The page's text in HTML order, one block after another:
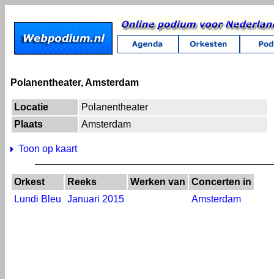
Polanentheater, Amsterdam
Locatie
Polanentheater
Plaats
Amsterdam
Toon op kaart
Orkest Reeks Werken van
Concerten in
Lundi Bleu
Januari 2015 Amsterdam